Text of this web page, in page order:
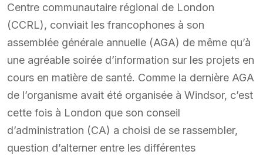
Centre communautaire régional de London
(CCRL), conviait les francophones à son
assemblée générale annuelle (AGA) de même qu’à
une agréable soirée d’information sur les projets en
cours en matière de santé. Comme la dernière AGA
de l’organisme avait été organisée à Windsor, c’est
cette fois à London que son conseil
d’administration (CA) a choisi de se rassembler,
question d’alterner entre les différentes